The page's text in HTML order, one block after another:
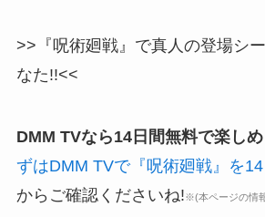
>>『呪術廻戦』で真人の登場シ
なた!!<<
DMM TVなら14日間無料で楽し
ずはDMM TVで『呪術廻戦』を
からご確認くださいね!※(本ページの情